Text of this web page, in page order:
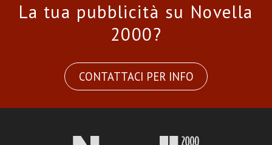
La tua pubblicità su Novella
2000?
CONTATTACI PER INFO